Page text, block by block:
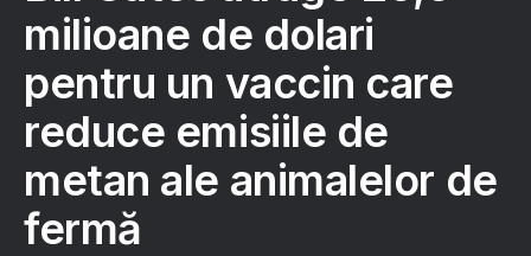
milioane de dolari
pentru un vaccin care
reduce emisiile de
metan ale animalelor de
fermă